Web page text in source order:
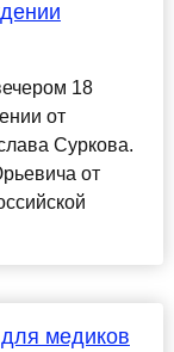
18
от
Суркова.
от
медиков